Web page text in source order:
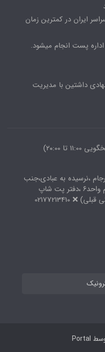
ایران در کمترین زمان
پست انجام میشود.
داشتین با مدیریت
،نرسیده به عبادی،جنب
داروخانه پلاک۴۶۰ طبقه دوم واحد۶ ،دفتر پت شاپ
هایپرحیوانات❌( با هماهنگی قبلی) ❌ 02177213410
Portal